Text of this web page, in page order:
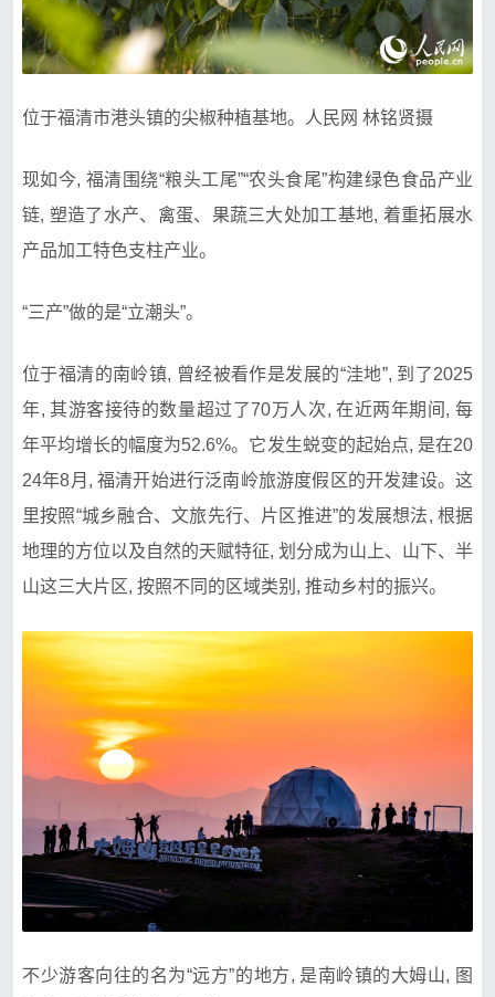
位于福清市港头镇的尖椒种植基地。人民网 林铭贤摄
现如今, 福清围绕“粮头工尾”“农头食尾”构建绿色食品产业
链, 塑造了水产、禽蛋、果蔬三大处加工基地, 着重拓展水
产品加工特色支柱产业。
“三产”做的是“立潮头”。
位于福清的南岭镇, 曾经被看作是发展的“洼地”, 到了2025
年, 其游客接待的数量超过了70万人次, 在近两年期间, 每
年平均增长的幅度为52.6%。它发生蜕变的起始点, 是在20
24年8月, 福清开始进行泛南岭旅游度假区的开发建设。这
里按照“城乡融合、文旅先行、片区推进”的发展想法, 根据
地理的方位以及自然的天赋特征, 划分成为山上、山下、半
山这三大片区, 按照不同的区域类别, 推动乡村的振兴。
不少游客向往的名为“远方”的地方, 是南岭镇的大姆山, 图